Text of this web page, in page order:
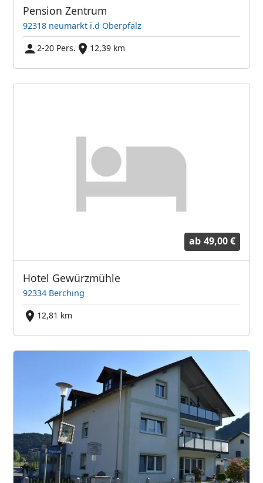
Pension Zentrum
92318 neumarkt i.d Oberpfalz
2-20 Pers.
12,39 km
ab 49,00 €
Hotel Gewürzmühle
92334 Berching
12,81 km